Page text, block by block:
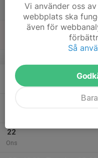
20
Mån
22
Ons
Vi använder oss
webbplats ska
även för
Så